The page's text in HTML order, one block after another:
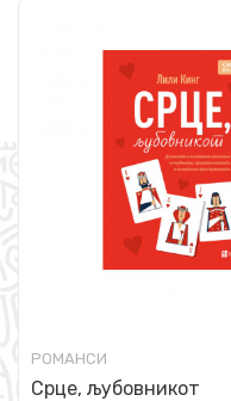
РОМАНСИ
Срце, љубовникот